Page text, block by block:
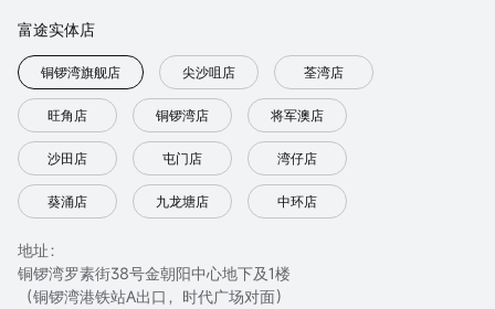
富途实体店
铜锣湾旗舰店 尖沙咀店 荃湾店
旺角店 铜锣湾店 将军澳店
沙田店 屯门店 湾仔店
葵涌店 九龙塘店 中环店
地址：
铜锣湾罗素街38号金朝阳中心地下及1楼
（铜锣湾港铁站A出口，时代广场对面）